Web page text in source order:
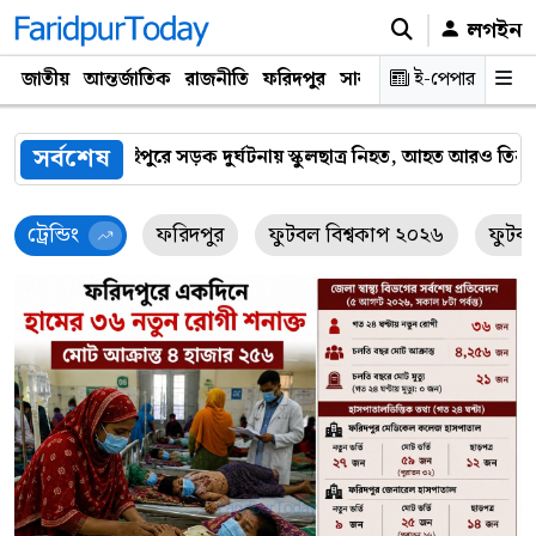
লগইন
জাতীয় আন্তর্জাতিক রাজনীতি ফরিদপুর সারাদেশ প্রযুক্তি
ই-পেপার
সর্বশেষ
নিহত, আহত আরও তিনজন ফরিদপুরে ভ্রাম্যমাণ আদালতের
ট্রেন্ডিং ফরিদপুর ফুটবল বিশ্বকাপ ২০২৬